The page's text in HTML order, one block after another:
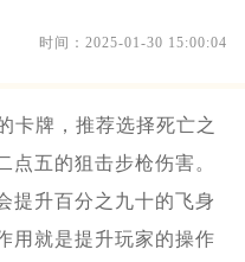
时间：2025-01-30 15:00:04
卡牌，推荐选择死亡之
点五的狙击步枪伤害。
提升百分之九十的飞身
用就是提升玩家的操作